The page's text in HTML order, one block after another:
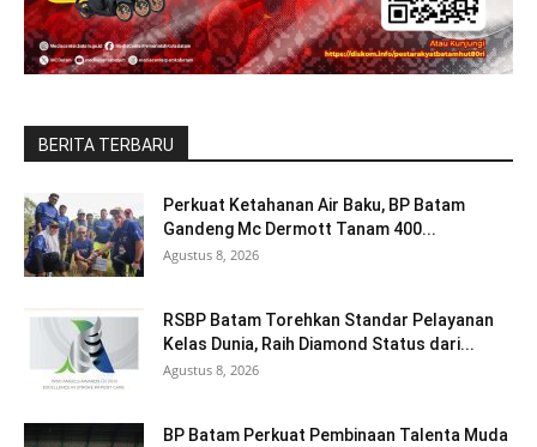
BERITA TERBARU
Perkuat Ketahanan Air Baku, BP Batam
Gandeng Mc Dermott Tanam 400...
Agustus 8, 2026
RSBP Batam Torehkan Standar Pelayanan
Kelas Dunia, Raih Diamond Status dari...
Agustus 8, 2026
BP Batam Perkuat Pembinaan Talenta Muda